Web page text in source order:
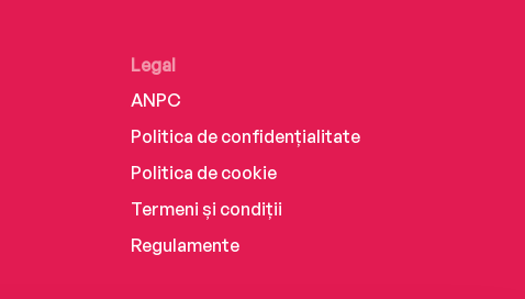
Legal
ANPC
Politica de confidențialitate
Politica de cookie
Termeni și condiții
Regulamente